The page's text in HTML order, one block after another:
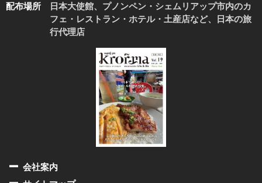
配布場所
日本大使館、プノンペン・シェムリアップ市内のカ
フェ・レストラン・ホテル・土産店など、日本の旅
行代理店
会社案内